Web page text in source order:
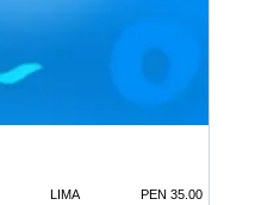
LIMA PEN 35.00